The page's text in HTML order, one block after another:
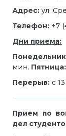
Адрес: ул.
Телефон: +7
Дни приема:
мин. Пятница:
Перерыв: с
Прием по
дел